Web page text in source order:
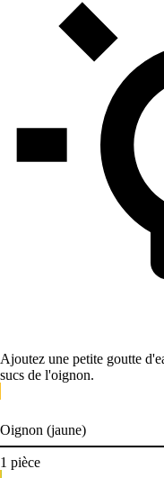
Ajoutez une petite goutte
sucs de l'oignon.
Oignon (jaune)
1 pièce